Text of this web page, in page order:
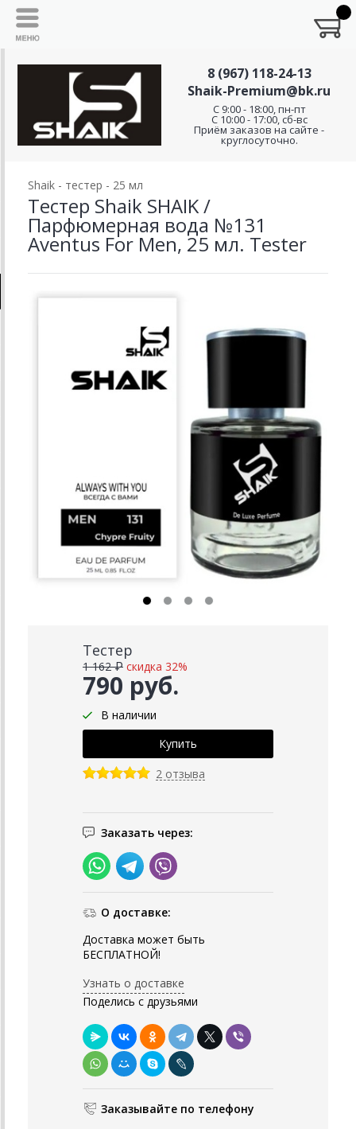
8 (967) 118-24-13
Shaik-Premium@bk.ru
C 9:00 - 18:00, пн-пт
С 10:00 - 17:00, сб-вс
Приём заказов на сайте -
круглосуточно.
Shaik - тестер - 25 мл
Тестер Shaik SHAIK /
Парфюмерная вода №131
Aventus For Men, 25 мл. Tester
Тестер
790 руб.
1 162 ₽ скидка 32%
В наличии
2 отзыва
Заказать через:
О доставке:
Доставка может быть
БЕСПЛАТНОЙ!
Узнать о доставке
Поделись с друзьями
Заказывайте по телефону